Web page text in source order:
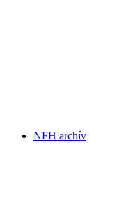
NFH archív